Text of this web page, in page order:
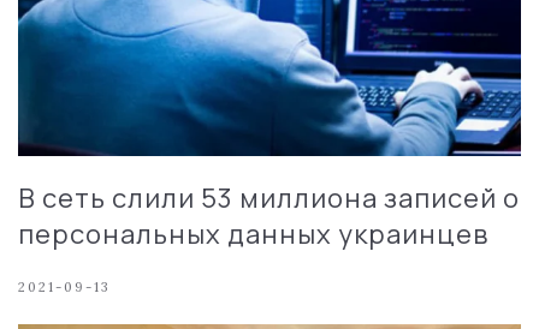
В сеть слили 53 миллиона записей о
персональных данных украинцев
2021-09-13